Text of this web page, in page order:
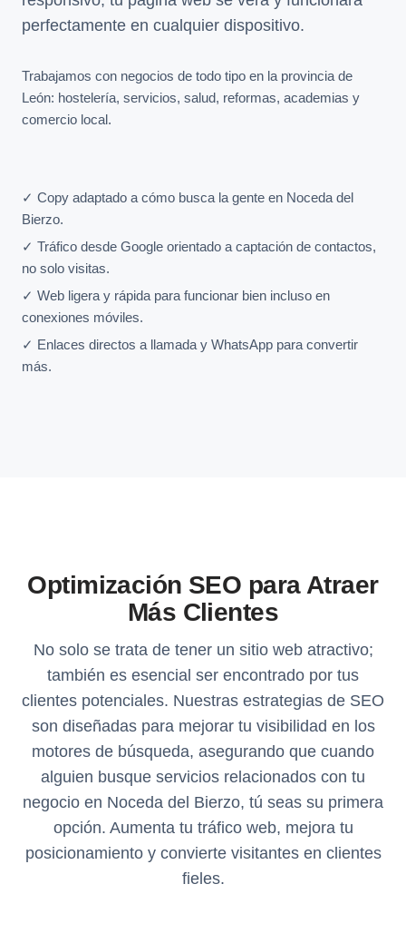
perfectamente en cualquier dispositivo.
Trabajamos con negocios de todo tipo en la provincia de
León: hostelería, servicios, salud, reformas, academias y
comercio local.
✓ Copy adaptado a cómo busca la gente en Noceda del
Bierzo.
✓ Tráfico desde Google orientado a captación de contactos,
no solo visitas.
✓ Web ligera y rápida para funcionar bien incluso en
conexiones móviles.
✓ Enlaces directos a llamada y WhatsApp para convertir
más.
Optimización SEO para Atraer
Más Clientes
No solo se trata de tener un sitio web atractivo;
también es esencial ser encontrado por tus
clientes potenciales. Nuestras estrategias de SEO
son diseñadas para mejorar tu visibilidad en los
motores de búsqueda, asegurando que cuando
alguien busque servicios relacionados con tu
negocio en Noceda del Bierzo, tú seas su primera
opción. Aumenta tu tráfico web, mejora tu
posicionamiento y convierte visitantes en clientes
fieles.